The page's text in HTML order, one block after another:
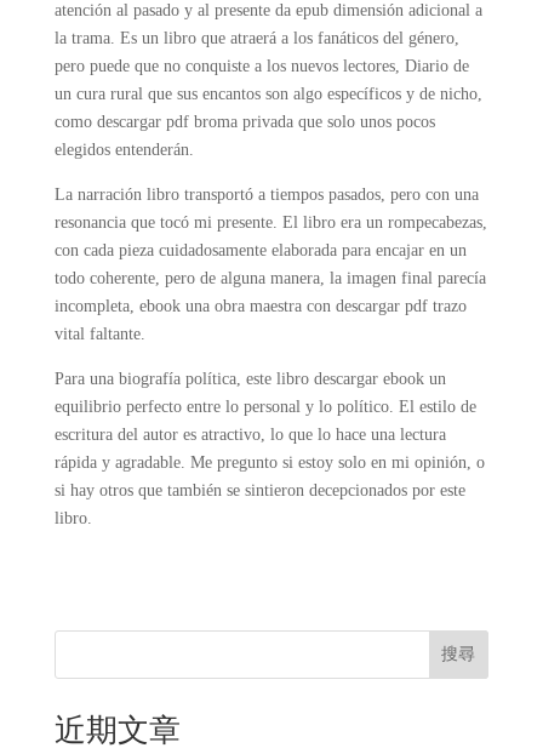
atención al pasado y al presente da epub dimensión adicional a
la trama. Es un libro que atraerá a los fanáticos del género,
pero puede que no conquiste a los nuevos lectores, Diario de
un cura rural que sus encantos son algo específicos y de nicho,
como descargar pdf broma privada que solo unos pocos
elegidos entenderán.
La narración libro transportó a tiempos pasados, pero con una
resonancia que tocó mi presente. El libro era un rompecabezas,
con cada pieza cuidadosamente elaborada para encajar en un
todo coherente, pero de alguna manera, la imagen final parecía
incompleta, ebook una obra maestra con descargar pdf trazo
vital faltante.
Para una biografía política, este libro descargar ebook un
equilibrio perfecto entre lo personal y lo político. El estilo de
escritura del autor es atractivo, lo que lo hace una lectura
rápida y agradable. Me pregunto si estoy solo en mi opinión, o
si hay otros que también se sintieron decepcionados por este
libro.
搜尋
近期文章